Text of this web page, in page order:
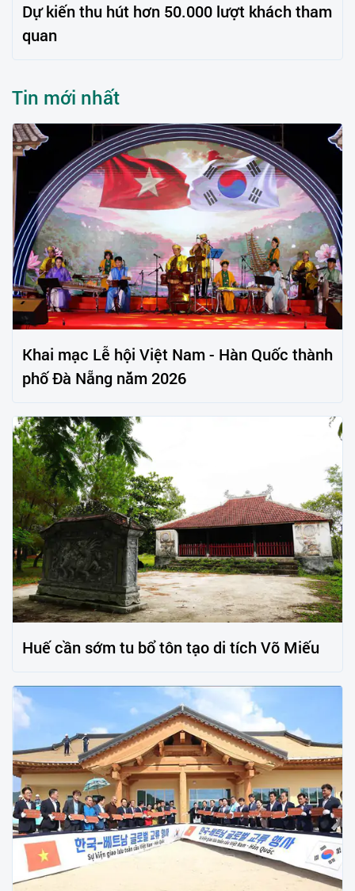
Dự kiến thu hút hơn 50.000 lượt khách tham
quan
Tin mới nhất
Khai mạc Lễ hội Việt Nam - Hàn Quốc thành
phố Đà Nẵng năm 2026
Huế cần sớm tu bổ tôn tạo di tích Võ Miếu